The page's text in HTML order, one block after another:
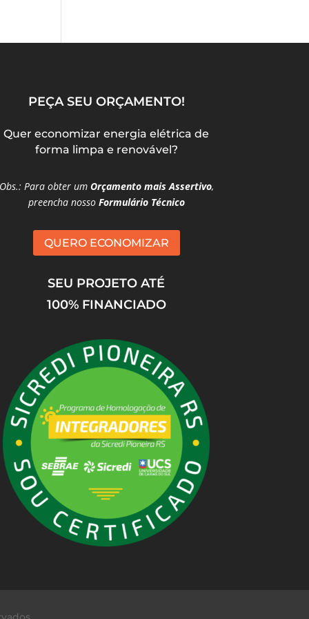
PEÇA SEU ORÇAMENTO!
Quer economizar energia elétrica de
forma limpa e renovável?
Para obter umOrçamento mais Assertivo,
preencha nosso Formulário Técnico
QUERO ECONOMIZAR
SEU PROJETO ATÉ
100% FINANCIADO